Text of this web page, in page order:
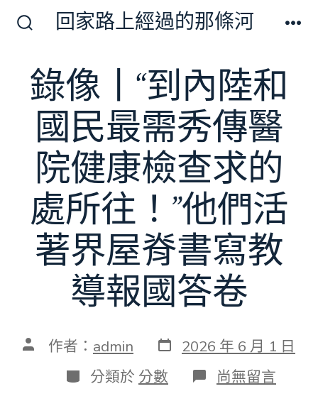
切
換
開
關
回家路上經過的那條河
錄像丨“到內陸和
國民最需秀傳醫
院健康檢查求的
處所往！”他們活
著界屋脊書寫教
導報國答卷
文 作者： admin 發
表
日
期
2026 年 6 月 1 日
分
類
分類於 分數 在
〈錄
尚無留言